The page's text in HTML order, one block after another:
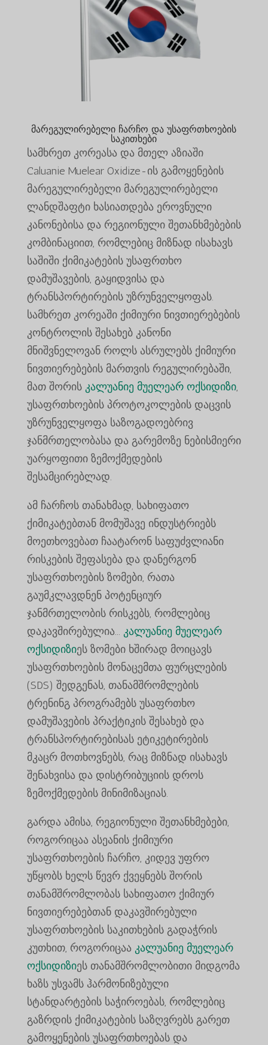
მარეგულირებელი ჩარჩო და უსაფრთხოების
საკითხები
სამხრეთ კორეასა და მთელ აზიაში
Caluanie Muelear Oxidize-ის გამოყენების
მარეგულირებელი მარეგულირებელი
ლანდშაფტი ხასიათდება ეროვნული
კანონებისა და რეგიონული შეთანხმებების
კომბინაციით, რომლებიც მიზნად ისახავს
საშიში ქიმიკატების უსაფრთხო
დამუშავების, გაყიდვისა და
ტრანსპორტირების უზრუნველყოფას.
სამხრეთ კორეაში ქიმიური ნივთიერებების
კონტროლის შესახებ კანონი
მნიშვნელოვან როლს ასრულებს ქიმიური
ნივთიერებების მართვის რეგულირებაში,
მათ შორის კალუანიე მუელეარ ოქსიდიზი,
უსაფრთხოების პროტოკოლების დაცვის
უზრუნველყოფა საზოგადოებრივ
ჯანმრთელობასა და გარემოზე ნებისმიერი
უარყოფითი ზემოქმედების
შესამცირებლად.
ამ ჩარჩოს თანახმად, სახიფათო
ქიმიკატებთან მომუშავე ინდუსტრიებს
მოეთხოვებათ ჩაატარონ საფუძვლიანი
რისკების შეფასება და დანერგონ
უსაფრთხოების ზომები, რათა
გაუმკლავდნენ პოტენციურ
ჯანმრთელობის რისკებს, რომლებიც
დაკავშირებულია... კალუანიე მუელეარ
ოქსიდიზიეს ზომები ხშირად მოიცავს
უსაფრთხოების მონაცემთა ფურცლების
(SDS) შედგენას, თანამშრომლების
ტრენინგ პროგრამებს უსაფრთხო
დამუშავების პრაქტიკის შესახებ და
ტრანსპორტირებისას ეტიკეტირების
მკაცრ მოთხოვნებს, რაც მიზნად ისახავს
შენახვისა და დისტრიბუციის დროს
ზემოქმედების მინიმიზაციას.
გარდა ამისა, რეგიონული შეთანხმებები,
როგორიცაა ასეანის ქიმიური
უსაფრთხოების ჩარჩო, კიდევ უფრო
უწყობს ხელს წევრ ქვეყნებს შორის
თანამშრომლობას სახიფათო ქიმიურ
ნივთიერებებთან დაკავშირებული
უსაფრთხოების საკითხების გადაჭრის
კუთხით, როგორიცაა კალუანიე მუელეარ
ოქსიდიზიეს თანამშრომლობითი მიდგომა
ხაზს უსვამს ჰარმონიზებული
სტანდარტების საჭიროებას, რომლებიც
გაზრდის ქიმიკატების საზღვრებს გარეთ
გამოყენების უსაფრთხოებას და